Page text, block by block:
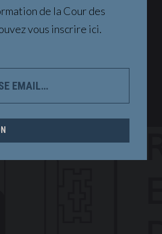
de la Cour des
vous inscrire ici.